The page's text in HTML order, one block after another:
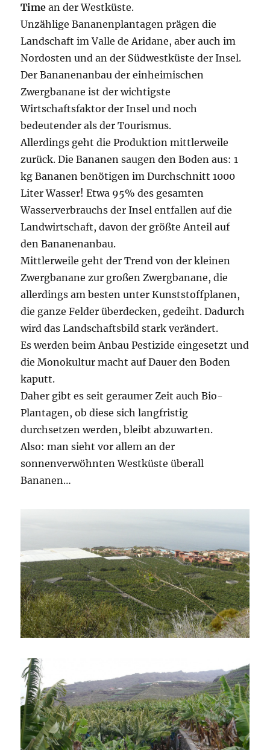
Time an der Westküste.
Unzählige Bananenplantagen prägen die
Landschaft im Valle de Aridane, aber auch im
Nordosten und an der Südwestküste der Insel.
Der Bananenanbau der einheimischen
Zwergbanane ist der wichtigste
Wirtschaftsfaktor der Insel und noch
bedeutender als der Tourismus.
Allerdings geht die Produktion mittlerweile
zurück. Die Bananen saugen den Boden aus: 1
kg Bananen benötigen im Durchschnitt 1000
Liter Wasser! Etwa 95% des gesamten
Wasserverbrauchs der Insel entfallen auf die
Landwirtschaft, davon der größte Anteil auf
den Bananenanbau.
Mittlerweile geht der Trend von der kleinen
Zwergbanane zur großen Zwergbanane, die
allerdings am besten unter Kunststoffplanen,
die ganze Felder überdecken, gedeiht. Dadurch
wird das Landschaftsbild stark verändert.
Es werden beim Anbau Pestizide eingesetzt und
die Monokultur macht auf Dauer den Boden
kaputt.
Daher gibt es seit geraumer Zeit auch Bio-
Plantagen, ob diese sich langfristig
durchsetzen werden, bleibt abzuwarten.
Also: man sieht vor allem an der
sonnenverwöhnten Westküste überall
Bananen…